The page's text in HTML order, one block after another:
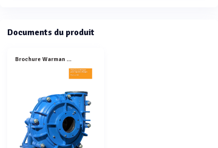
Documents du produit
Brochure Warman AH